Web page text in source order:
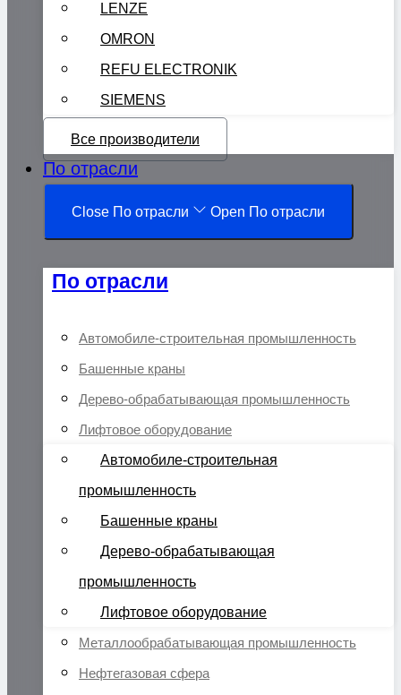
LENZE
OMRON
REFU ELECTRONIK
SIEMENS
Все производители
По отрасли
Close По отрасли Open По отрасли
По отрасли
Автомобиле-строительная промышленность
Башенные краны
Дерево-обрабатывающая промышленность
Лифтовое оборудование
Автомобиле-строительная
промышленность
Башенные краны
Дерево-обрабатывающая
промышленность
Лифтовое оборудование
Металлообрабатывающая промышленность
Нефтегазовая сфера